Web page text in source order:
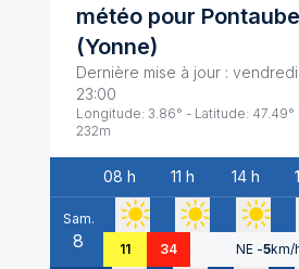
météo pour
(Yonne)
Dernière mise à jour :
23:00
Longitude: 3.86° - Latitude: 47.49
232m
Date
08 h 11 h 14 h
Sam.
8 11 34 NE -5km/